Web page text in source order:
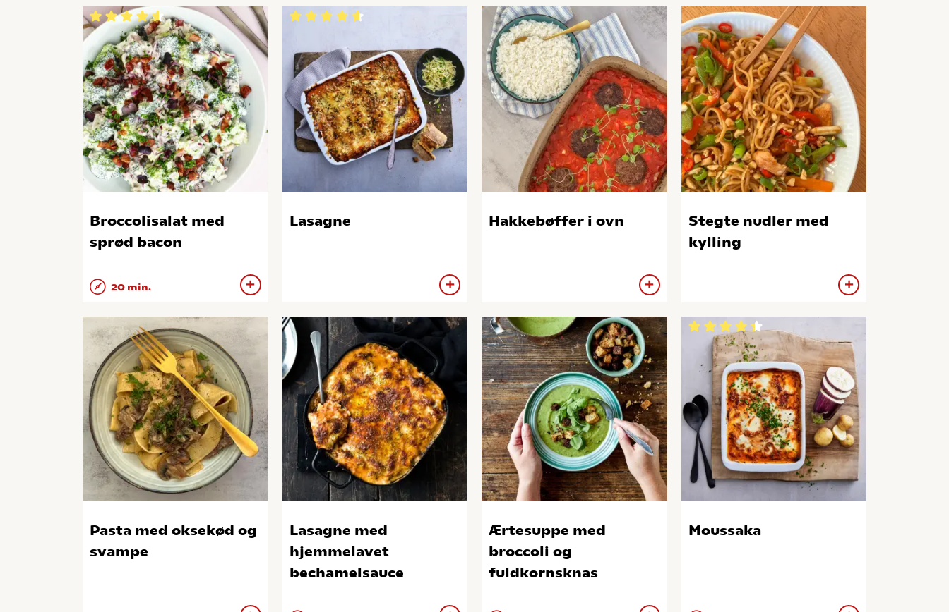
Broccolisalat med
sprød bacon
20 min.
Lasagne Hakkebøffer i ovn
Stegte nudler med
kylling
Pasta med oksekød og
svampe
Lasagne med
hjemmelavet
bechamelsauce
Ærtesuppe med
broccoli og
fuldkornsknas
Moussaka